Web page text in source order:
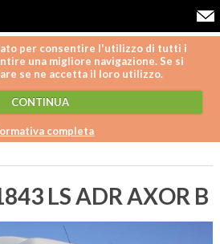
per consentire l'utilizzo di tutti i
una migliore navigazione. Se si
se ne accetta il loro utilizzo.
CONTINUA
completa
LS ADR AXOR B